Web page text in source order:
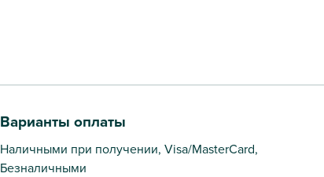
Варианты оплаты
Наличными при получении, Visa/MasterCard,
Безналичными